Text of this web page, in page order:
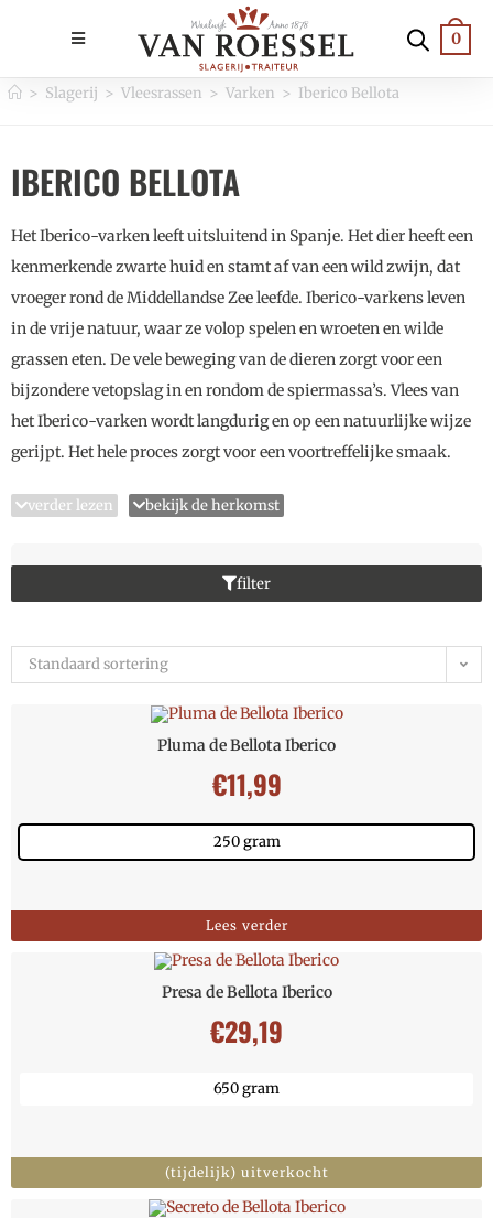
0
> Slagerij > Vleesrassen > Varken > Iberico Bellota
IBERICO BELLOTA
Het Iberico-varken leeft uitsluitend in Spanje. Het dier heeft een
kenmerkende zwarte huid en stamt af van een wild zwijn, dat
vroeger rond de Middellandse Zee leefde. Iberico-varkens leven
in de vrije natuur, waar ze volop spelen en wroeten en wilde
grassen eten. De vele beweging van de dieren zorgt voor een
bijzondere vetopslag in en rondom de spiermassa’s. Vlees van
het Iberico-varken wordt langdurig en op een natuurlijke wijze
gerijpt. Het hele proces zorgt voor een voortreffelijke smaak.
verder lezen bekijk de herkomst
filter
Standaard sortering
Pluma de Bellota Iberico
€11,99
250 gram
Lees verder
Presa de Bellota Iberico
€29,19
650 gram
(tijdelijk) uitverkocht